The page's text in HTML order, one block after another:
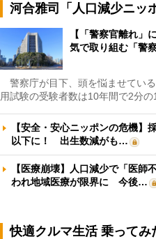
河合雅司「人口減少ニッ
【「警察官離れ」
気で取り組む「警
警察庁が目下、頭を悩ませてい
用試験の受験者数は10年間で2分の
【安全・安心ニッポンの危機】
以下に！ 出生数減がも…
【医療崩壊】人口減少で「医師
われ地域医療が限界に 今後…
快適クルマ生活 乗ってみ